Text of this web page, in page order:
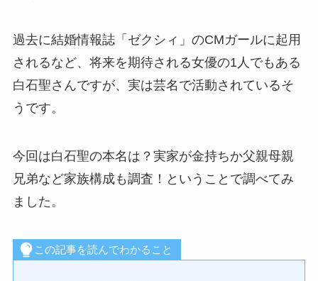
過去に結婚情報誌「ゼクシィ」のCMガールに起用
されるなど、将来を期待される女優の1人でもある
白石聖さんですが、実は芸名で活動されているそ
うです。
今回は白石聖の本名は？実家が金持ちか父親母親
兄弟など家族構成も調査！ということで調べてみ
ました。
この記事を読んでわかること